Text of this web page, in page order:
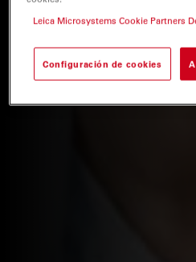
Leica Microsystems Cookie Partners
Configuración de cookies